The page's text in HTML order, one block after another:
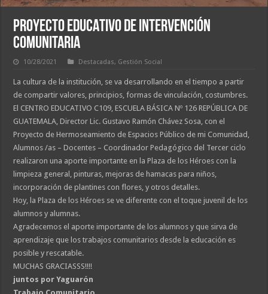
PROYECTO EDUCATIVO DE INTERVENCIÓN
COMUNITARIA
10/28/2021 Destacadas, Gestión Social
La cultura de la institución, se va desarrollando en el tiempo a partir
de compartir valores, principios, formas de vinculación, costumbres.
El CENTRO EDUCATIVO C109, ESCUELA BÁSICA Nº 126 REPÚBLICA DE
GUATEMALA, Director Lic. Gustavo Ramón Chávez Sosa, con el
Proyecto de Hermoseamiento de Espacios Público de mi Comunidad,
Alumnos /as – Docentes – Coordinador Pedagógico del Tercer ciclo
realizaron una aporte importante en la Plaza de los Héroes con la
limpieza general, pinturas, mejoras de hamacas para niños,
incorporación de plantines con flores, y otros detalles.
Hoy, la Plaza de los Héroes se ve diferente con el toque juvenil de los
alumnos y alumnas.
Agradecemos el aporte importante de los alumnos y que sirva de
aprendizaje que los trabajos comunitarios desde la educación es
posible y rescatable.
MUCHAS GRACIASSS!!!!
juntos por Yaguarón